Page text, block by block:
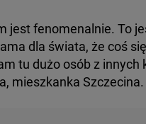
jest fenomenalnie. To
dla świata, że coś
tu dużo osób z innych
mieszkanka Szczecina.